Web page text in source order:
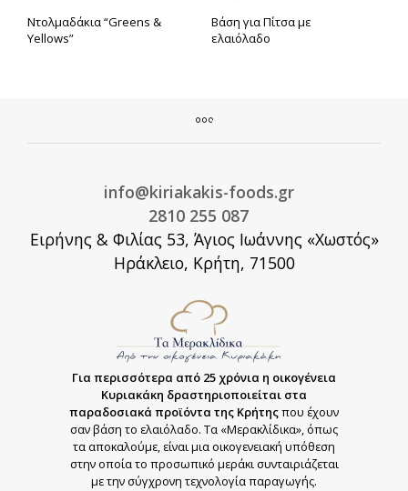
Ντολμαδάκια “Greens &
Yellows”
Βάση για Πίτσα με
ελαιόλαδο
info@kiriakakis-foods.gr
2810 255 087
Ειρήνης & Φιλίας 53, Άγιος Ιωάννης «Χωστός»
Ηράκλειο, Κρήτη, 71500
Για περισσότερα από 25 χρόνια η οικογένεια
Κυριακάκη δραστηριοποιείται στα
παραδοσιακά προϊόντα της Κρήτηςπου έχουν
σαν βάση το ελαιόλαδο. Τα «Μερακλίδικα», όπως
τα αποκαλούμε, είναι μια οικογενειακή υπόθεση
στην οποία το προσωπικό μεράκι συνταιριάζεται
με την σύγχρονη τεχνολογία παραγωγής.